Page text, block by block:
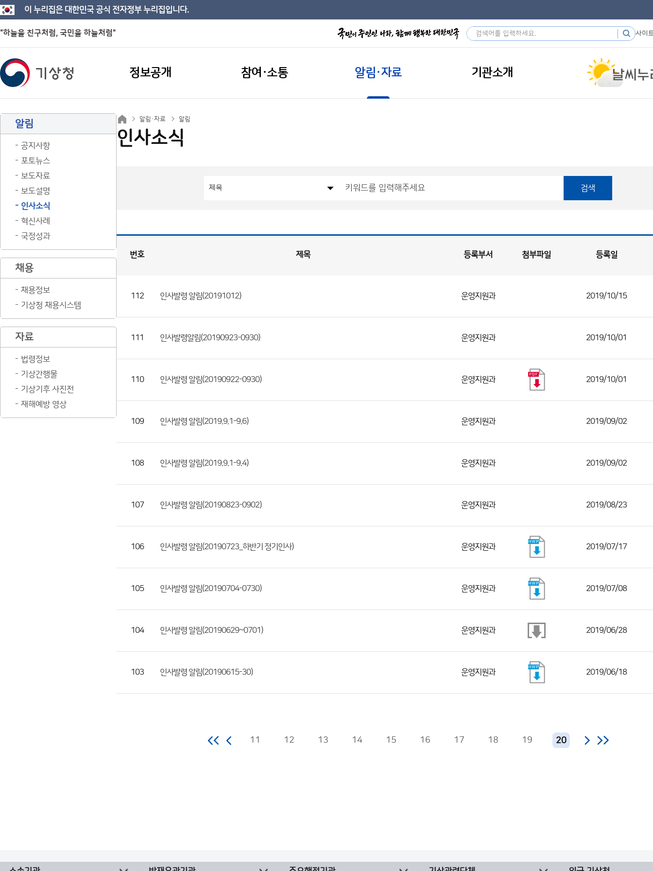
이 누리집은 대한민국 공식 전자정부 누리집입니다.
"하늘을 친구처럼, 국민을 하늘처럼" 사이
정보공개 참여·소통 알림·자료 기관소개
알림
공지사항
포토뉴스
보도자료
보도설명
인사소식
혁신사례
국정성과
채용
채용정보
기상청 채용시스템
자료
법령정보
기상간행물
기상기후 사진전
재해예방 영상
알림·자료 알림
인사소식
검색
첨
부
일,
일,
번호 제목 등록부서 첨부파일 등록일
112 인사발령 알림(20191012) 운영지원과 2019/10/15
111 인사발령알림(20190923-0930) 운영지원과 2019/10/01
110 인사발령 알림(20190922-0930) 운영지원과 2019/10/01
109 인사발령 알림(2019.9.1-9.6) 운영지원과 2019/09/02
108 인사발령 알림(2019.9.1-9.4) 운영지원과 2019/09/02
107 인사발령 알림(20190823-0902) 운영지원과 2019/08/23
106 인사발령 알림(20190723_하반기 정기인사) 운영지원과 2019/07/17
105 인사발령 알림(20190704-0730) 운영지원과 2019/07/08
104 인사발령 알림(20190629~0701) 운영지원과 2019/06/28
103 인사발령 알림(20190615-30) 운영지원과 2019/06/18
11 12 13 14 15 16 17 18 19 20